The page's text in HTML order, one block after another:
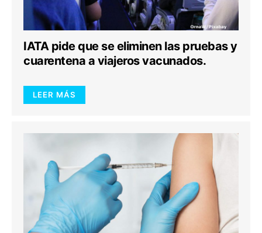
IATA pide que se eliminen las pruebas y
cuarentena a viajeros vacunados.
LEER MÁS